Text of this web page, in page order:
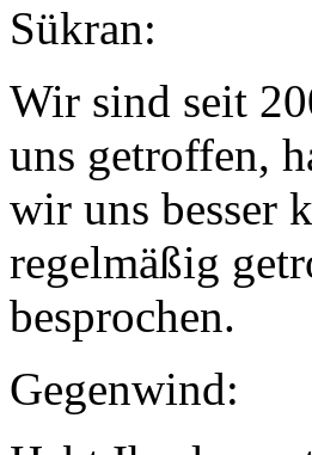
Sükran:
Wir sind seit
uns getroffen,
wir uns besser
regelmäßig
besprochen.
Gegenwind: